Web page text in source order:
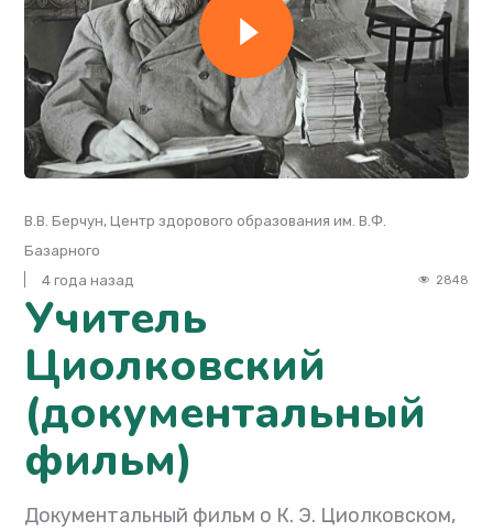
В.В. Берчун, Центр здорового образования им. В.Ф.
Базарного
4 года назад
2848
Учитель
Циолковский
(документальный
фильм)
Документальный фильм о К. Э. Циолковском,